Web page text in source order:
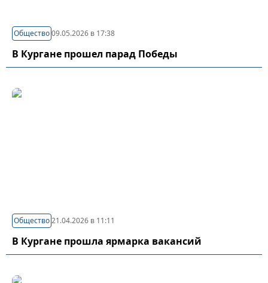
Общество09.05.2026 в 17:38
В Кургане прошел парад Победы
Общество21.04.2026 в 11:11
В Кургане прошла ярмарка вакансий